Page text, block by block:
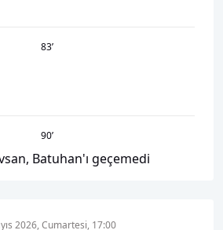
83’
90’
Batuhan'ı geçemedi
2026, Cumartesi, 17:00